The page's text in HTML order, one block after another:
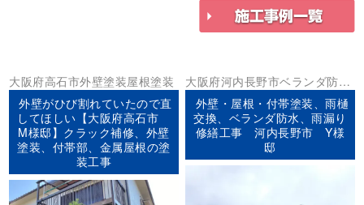
大阪府高石市外壁塗装屋根塗装
外壁がひび割れていたので直
してほしい【大阪府高石市
M様邸】クラック補修、外壁
塗装、付帯部、金属屋根の塗
装工事
大阪府河内長野市ベランダ防水
外壁塗装屋根塗装防水工事
外壁・屋根・付帯塗装、雨樋
交換、ベランダ防水、雨漏り
修繕工事 河内長野市 Y様
邸